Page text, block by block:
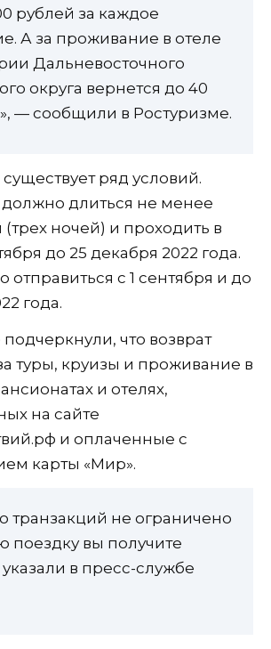
рублей за каждое
А за проживание в отеле
Дальневосточного
округа вернется до 40
— сообщили в Ростуризме.
ряд условий.
длиться не менее
ночей) и проходить в
до 25 декабря 2022 года.
отправиться с 1 сентября и до
года.
что возврат
туры, круизы и проживание в
и отелях,
на сайте
и оплаченные с
карты «Мир».
транзакций не ограничено
поездку вы получите
в пресс-службе